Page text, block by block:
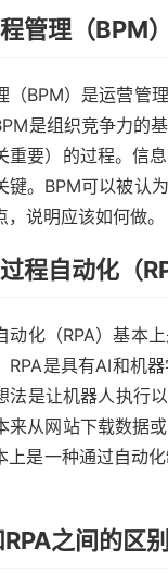
管理（BPM）
（BPM）是运营管
是组织竞争力的
重要）的过程。信
键。BPM可以被认
说明应该如何做。
程自动化（
动化（RPA）基本
RPA是具有AI和机
法是让机器人执行
来从网站下载数据
上是一种通过自动
之间的区别